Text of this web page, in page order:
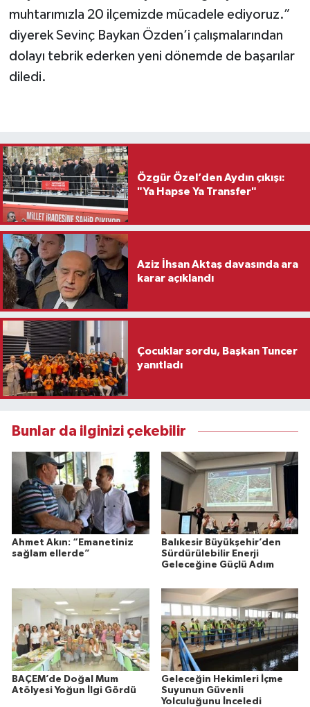
muhtarımızla 20 ilçemizde mücadele ediyoruz.”
diyerek Sevinç Baykan Özden’i çalışmalarından
dolayı tebrik ederken yeni dönemde de başarılar
diledi.
Özgür Özel’den Aydın çıkışı:
"Ya Hapse Ya Transfer"
Aziz İhsan Aktaş davasında ara
karar açıklandı
Çocuklar sordu, Başkan Tuncer
yanıtladı
Bunlar da ilginizi çekebilir
Ahmet Akın: “Emanetiniz
sağlam ellerde”
Balıkesir Büyükşehir’den
Sürdürülebilir Enerji
Geleceğine Güçlü Adım
BAÇEM’de Doğal Mum
Atölyesi Yoğun İlgi Gördü
Geleceğin Hekimleri İçme
Suyunun Güvenli
Yolculuğunu İnceledi